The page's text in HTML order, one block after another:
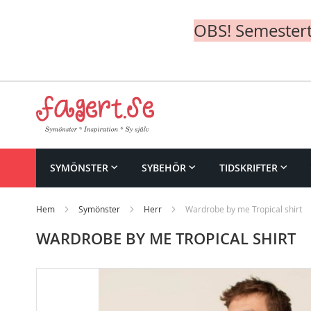
OBS!
Content
SYMÖNSTER SYBEHÖR TIDSKRIFTER
Hem Symönster Herr Wardrobe by me Tropical shirt
WARDROBE BY ME TROPICAL SHIRT